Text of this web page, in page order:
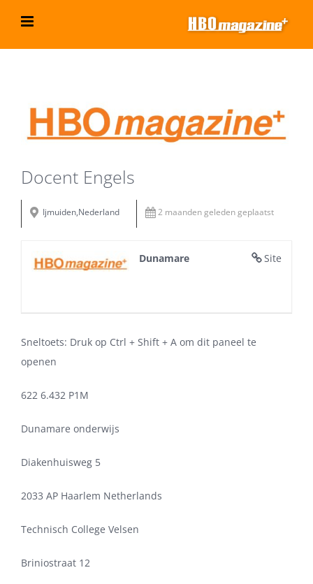
inhoud
grotere
afbeelding
Docent Engels
Ijmuiden,Nederland 2 maanden geleden geplaatst
Site
Dunamare
Sneltoets: Druk op Ctrl + Shift + A om dit paneel te
openen
622 6.432 P1M
Dunamare onderwijs
Diakenhuisweg 5
2033 AP Haarlem Netherlands
Technisch College Velsen
Briniostraat 12